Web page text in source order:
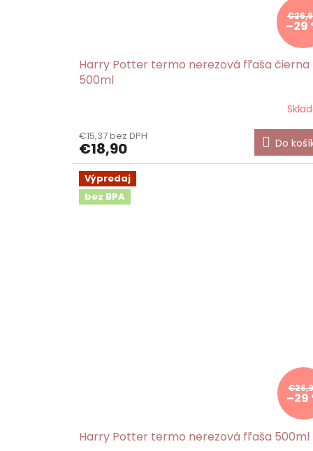
–29
Harry Potter termo nerezová fľaša čierna
500ml
€15,37 bez DPH
€18,90 Do
Výpredaj
bez BPA
–29
Harry Potter termo nerezová fľaša 500ml